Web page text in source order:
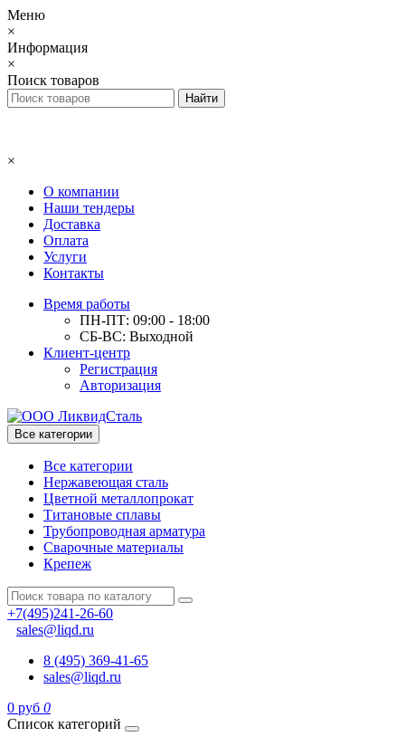
Меню
×
Информация
×
Поиск товаров
×
О компании
Наши тендеры
Доставка
Оплата
Услуги
Контакты
Время работы
ПН-ПТ: 09:00 - 18:00
СБ-ВС: Выходной
Клиент-центр
Регистрация
Авторизация
Все категории
Все категории
Нержавеющая сталь
Цветной металлопрокат
Титановые сплавы
Трубопроводная арматура
Сварочные материалы
Крепеж
+7(495)241-26-60
sales@liqd.ru
8 (495) 369-41-65
sales@liqd.ru
0 руб 0
Список категорий